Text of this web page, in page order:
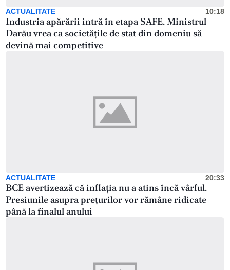
ACTUALITATE 10:18
Industria apărării intră în etapa SAFE. Ministrul
Darău vrea ca societățile de stat din domeniu să
devină mai competitive
ACTUALITATE 20:33
BCE avertizează că inflația nu a atins încă vârful.
Presiunile asupra prețurilor vor rămâne ridicate
până la finalul anului